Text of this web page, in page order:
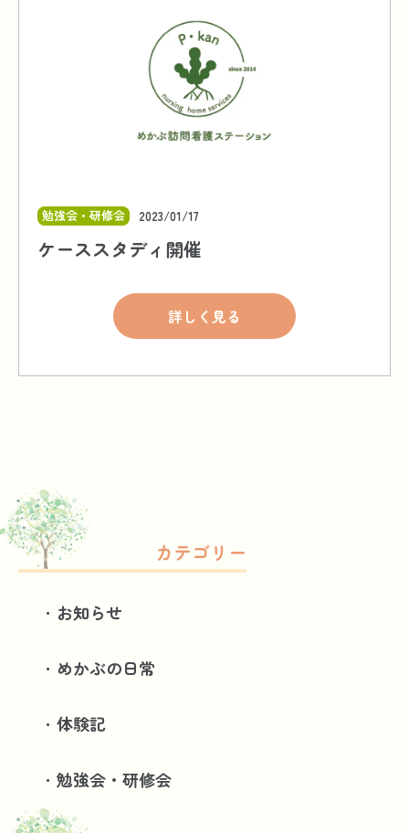
勉強会・研修会 2023/01/17
ケーススタディ開催
詳しく見る
カテゴリー
お知らせ
めかぶの日常
体験記
勉強会・研修会